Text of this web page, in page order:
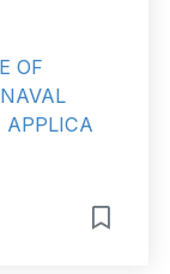
OF
APPLICA